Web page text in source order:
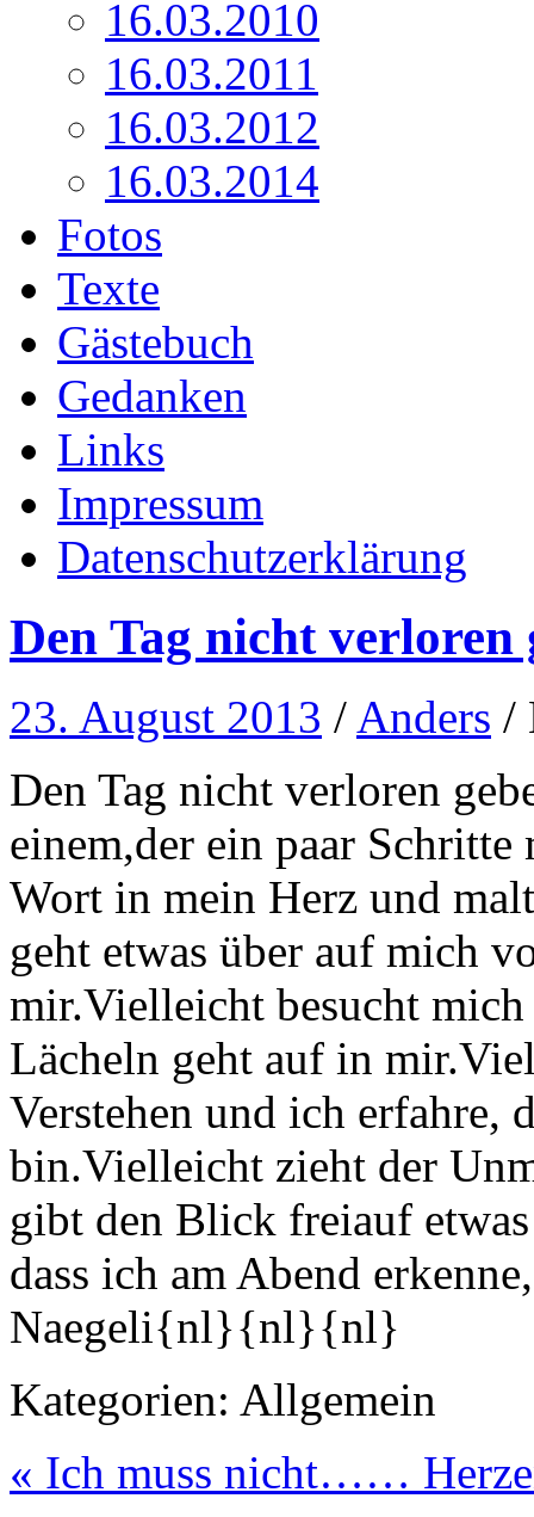
16.03.2010
16.03.2011
16.03.2012
16.03.2014
Fotos
Texte
Gästebuch
Gedanken
Links
Impressum
Datenschutzerklärung
Den Tag nicht verloren
23. August 2013 / Anders /
Den Tag nicht verloren
einem,der ein paar
Wort in mein Herz und
geht etwas über auf mich
mir.Vielleicht besucht
Lächeln geht auf in
Verstehen und ich erfahre,
bin.Vielleicht zieht der
gibt den Blick freiauf
dass ich am Abend
Naegeli{nl}{nl}{nl}
Kategorien: Allgemein
« Ich muss nicht……